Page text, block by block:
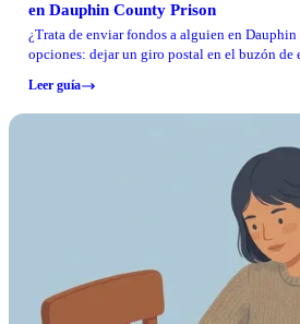
en Dauphin County Prison
¿Trata de enviar fondos a alguien en
opciones: dejar un giro postal en el buzón de
ConnectNetwork. Cuál funciona mejor
necesite que el dinero llegue y de lo que le
Leer guía